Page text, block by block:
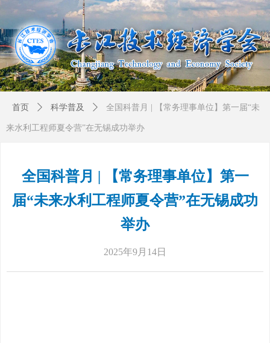
全国科普月 | 【常务理事单位】第一
届“未来水利工程师夏令营”在无锡成功
举办
2025年9月14日
首页 ꄲ 科学普及 ꄲ 全国科普月 | 【常务理事单位】第一届“未
来水利工程师夏令营”在无锡成功举办